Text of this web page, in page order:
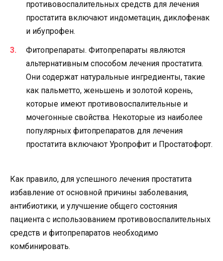
противовоспалительных средств для лечения
простатита включают индометацин, диклофенак
и ибупрофен.
Фитопрепараты. Фитопрепараты являются
альтернативным способом лечения простатита.
Они содержат натуральные ингредиенты, такие
как пальметто, женьшень и золотой корень,
которые имеют противовоспалительные и
мочегонные свойства. Некоторые из наиболее
популярных фитопрепаратов для лечения
простатита включают Уропрофит и Простатофорт.
Как правило, для успешного лечения простатита
избавление от основной причины заболевания,
антибиотики, и улучшение общего состояния
пациента с использованием противовоспалительных
средств и фитопрепаратов необходимо
комбинировать.